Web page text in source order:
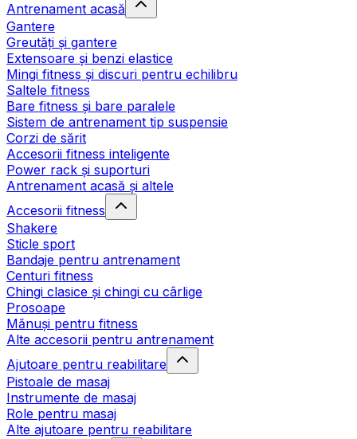
Antrenament acasă
Gantere
Greutăți și gantere
Extensoare și benzi elastice
Mingi fitness și discuri pentru echilibru
Saltele fitness
Bare fitness și bare paralele
Sistem de antrenament tip suspensie
Corzi de sărit
Accesorii fitness inteligente
Power rack și suporturi
Antrenament acasă și altele
Accesorii fitness
Shakere
Sticle sport
Bandaje pentru antrenament
Centuri fitness
Chingi clasice și chingi cu cârlige
Prosoape
Mănuși pentru fitness
Alte accesorii pentru antrenament
Ajutoare pentru reabilitare
Pistoale de masaj
Instrumente de masaj
Role pentru masaj
Alte ajutoare pentru reabilitare